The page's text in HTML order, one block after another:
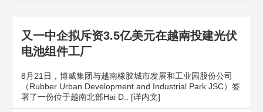
又一中企拟斥资3.5亿美元在越南投建光伏
电池组件工厂
8月21日，博威集团与越南橡胶城市发展和工业园股份公司
（Rubber Urban Development and Industrial Park JSC）签
署了一份位于越南北部Hai D.. [详内文]